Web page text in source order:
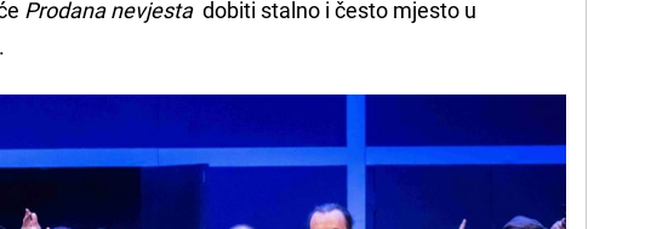
Prodana nevjestadobiti stalno i često mjesto u